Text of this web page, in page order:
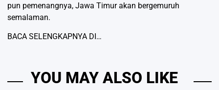
pun pemenangnya, Jawa Timur akan bergemuruh
semalaman.
BACA SELENGKAPNYA DI…
YOU MAY ALSO LIKE